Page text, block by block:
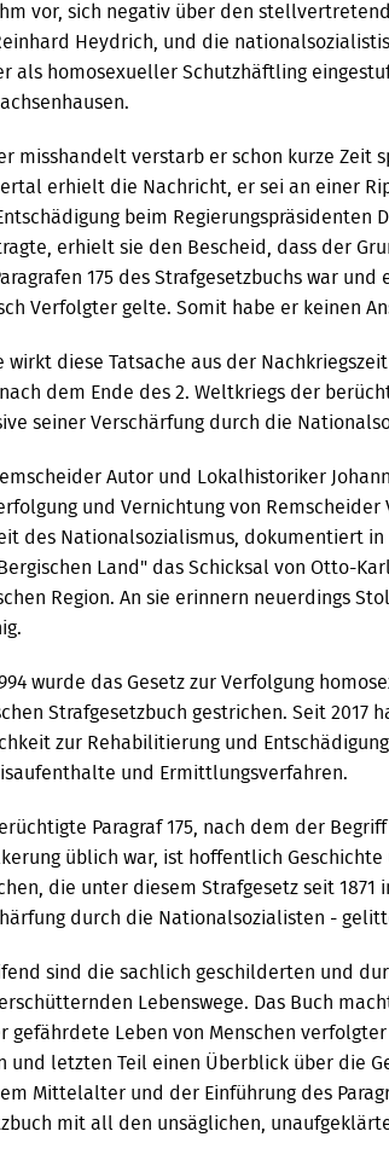
vor, sich negativ über den
Heydrich, und die
als homosexueller Schutzhäft­ling
misshandelt verstarb er schon kurze Zeit
erhielt die Nachricht, er sei an einer
beim Regierungspräsidenten
erhielt sie den Bescheid, dass der
175 des Strafgesetzbuchs war
Ver­folgter gelte. Somit habe er keinen
wirkt diese Tatsache aus der
dem Ende des 2. Welt­kriegs der
seiner Verschär­fung durch die
Autor und Lokalhisto­riker
und Vernich­tung von
des National­sozialismus, dokumentiert in
Land" das Schicksal von Otto-
Re­gion. An sie erinnern neuerdings
wurde das Gesetz zur Verfol­gung
Strafgesetzbuch gestrichen. Seit 2017
zur Rehabilitierung und
und Ermittlungsverfah­ren.
Paragraf 175, nach dem der
üblich war, ist hoffentlich
die unter die­sem Strafgesetz seit
durch die Nationalsozialisten -
sind die sachlich geschilderten und
Lebenswege. Das Buch
gefährdete Leben von Menschen
und letzten Teil einen Über­blick über die
Mittelalter und der Einführung des
mit all den unsäglichen,